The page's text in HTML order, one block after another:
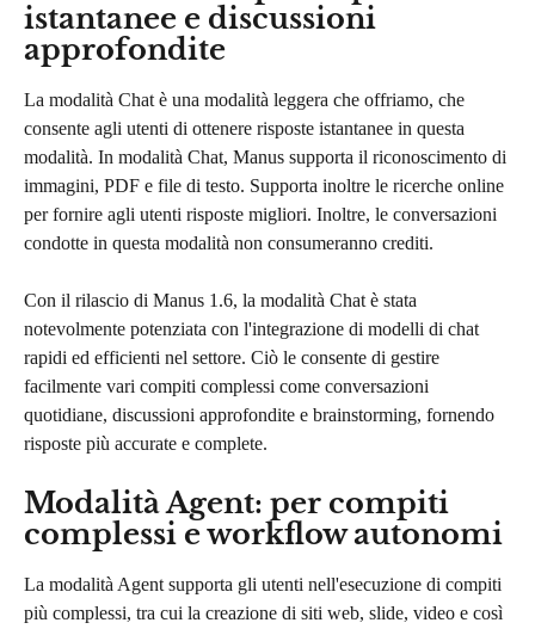
istantanee e discussioni
approfondite
La modalità Chat è una modalità leggera che offriamo, che
consente agli utenti di ottenere risposte istantanee in questa
modalità. In modalità Chat, Manus supporta il riconoscimento di
immagini, PDF e file di testo. Supporta inoltre le ricerche online
per fornire agli utenti risposte migliori. Inoltre, le conversazioni
condotte in questa modalità non consumeranno crediti.
Con il rilascio di Manus 1.6, la modalità Chat è stata
notevolmente potenziata con l'integrazione di modelli di chat
rapidi ed efficienti nel settore. Ciò le consente di gestire
facilmente vari compiti complessi come conversazioni
quotidiane, discussioni approfondite e brainstorming, fornendo
risposte più accurate e complete.
Modalità Agent: per compiti
complessi e workflow autonomi
La modalità Agent supporta gli utenti nell'esecuzione di compiti
più complessi, tra cui la creazione di siti web, slide, video e così